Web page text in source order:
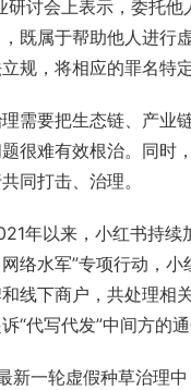
研讨会上表示，委托
既属于帮助他人进行
规，将相应的罪名特
需要把生态链、产业
很难有效根治。同时
同打击、治理。
年以来，小红书持续
络水军”专项行动，
线下商户，共处理相
“代写代发”中间方的
新一轮虚假种草治理